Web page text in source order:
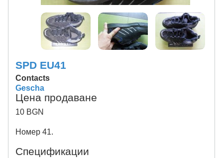
SPD EU41
Contacts
Gescha
Цена продаване
10 BGN
Номер 41.
Спецификации